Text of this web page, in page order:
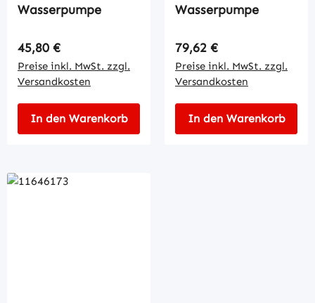
Wasserpumpe
Regulärer Preis:
45,80 €
Preise inkl. MwSt. zzgl.
Versandkosten
In den Warenkorb
Wasserpumpe
Regulärer Preis:
79,62 €
Preise inkl. MwSt. zzgl.
Versandkosten
In den Warenkorb